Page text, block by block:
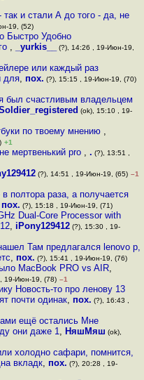
так и стали А до того - да, не
19, (52)
Быстро Удобно
, _yurkis__ (?), 14:26 , 19-Июн-19,
или каждый раз
для, пох. (?), 15:15 , 19-Июн-19, (70)
был счастливым владельцем
(ok), 15:10 , 19-
по твоему мнению ,
+1
мертвенький pro , . (?), 13:51 ,
(?), 14:51 , 19-Июн-19, (65) –1
полтора раза, а получается
пох. (?), 15:18 , 19-Июн-19, (71)
Dual-Core Processor with
, iPony129412(?), 15:30 , 19-
Там предлагался lenovo p,
, пох. (?), 15:41 , 19-Июн-19, (76)
MacBook PRO vs AIR,
19-Июн-19, (78) –1
Новость-то про ленову 13
почти одинак, пох. (?), 16:43 ,
ещё остались Мне
они даже 1, НяшМяш (ok),
холодно сафари, помнится,
вкладк, пох. (?), 20:28 , 19-